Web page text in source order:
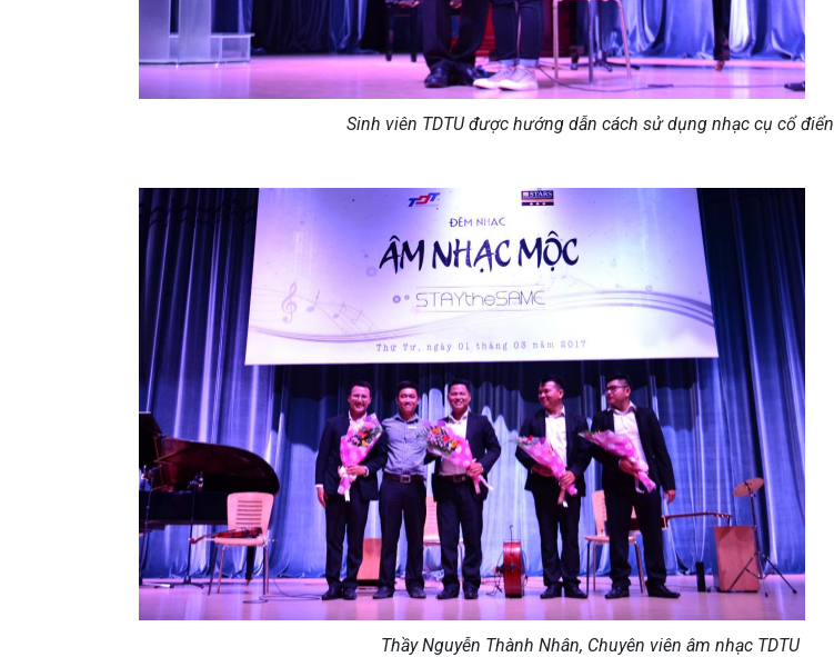
Sinh viên TDTU được hướng dẫn cách sử dụng nhạc cụ cổ điển
Thầy Nguyễn Thành Nhân, Chuyên viên âm nhạc TDTU